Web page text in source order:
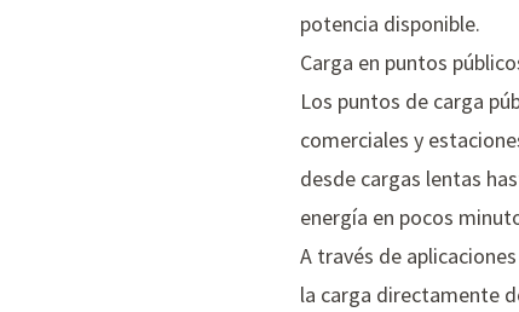
potencia disponible.
Carga en puntos
Los puntos de carga
comerciales y
desde cargas lentas
energía en pocos
A través de
la carga directamente